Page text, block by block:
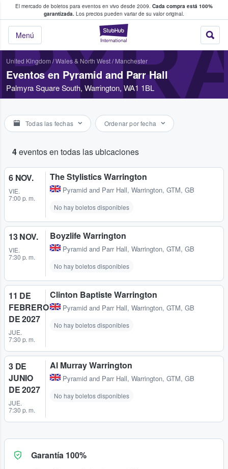
El mercado de boletos para eventos en vivo desde 2009. Cada compra está 100%
garantizada. Los precios pueden variar de su valor original.
StubHub: donde
Menú
fans compran y venden boletos
United Kingdom /Wales & North West/ Manchester
Eventos en Pyramid and Parr Hall
Palmyra Square South, Warrington, WA1 1BL
Todas las fechas Ordenar por fecha
4eventos en todas las ubicaciones
6 NOV.
VIE.
7:00 p. m.
The Stylistics Warrington
Pyramid and Parr Hall, Warrington, GTM, GB
No hay boletos disponibles
13 NOV.
VIE.
7:30 p. m.
Boyzlife Warrington
Pyramid and Parr Hall, Warrington, GTM, GB
No hay boletos disponibles
11 DE
FEBRERO
DE 2027
JUE.
7:30 p. m.
Clinton Baptiste Warrington
Pyramid and Parr Hall, Warrington, GTM, GB
No hay boletos disponibles
3 DE
JUNIO
DE 2027
JUE.
7:30 p. m.
Al Murray Warrington
Pyramid and Parr Hall, Warrington, GTM, GB
No hay boletos disponibles
Garantía 100%